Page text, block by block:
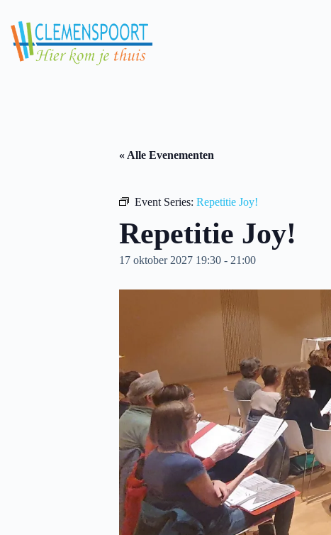
content
« Alle Evenementen
Event Series: Repetitie Joy!
Repetitie Joy!
17 oktober 2027 19:30 - 21:00